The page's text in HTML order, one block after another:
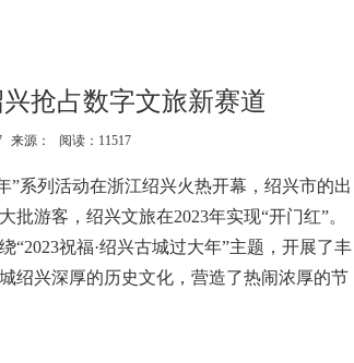
抢占数字文旅新赛道
来源： 阅读：11517
”系列活动在浙江绍兴火热开幕，绍兴市的出
游客，绍兴文旅在2023年实现“开门红”。
祝福·绍兴古城过大年”主题，开展了丰
绍兴深厚的历史文化，营造了热闹浓厚的节